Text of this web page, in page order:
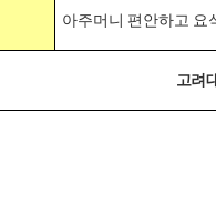
아주머니 편안하고 요
고려